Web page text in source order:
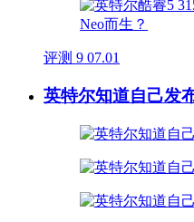
评测 9 07.01
英特尔知道自己发